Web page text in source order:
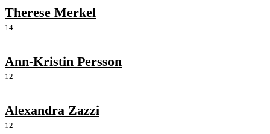
Therese Merkel
14
Ann-Kristin Persson
12
Alexandra Zazzi
12